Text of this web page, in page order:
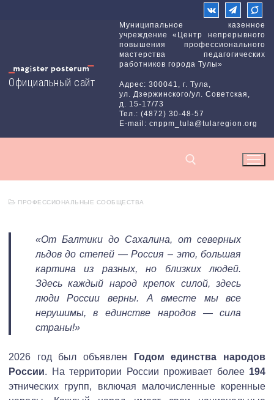
Официальный сайт
Муниципальное казенное
учреждение «Центр непрерывного
повышения профессионального
мастерства педагогических
работников города Тулы»
Адрес: 300041, г. Тула,
ул. Дзержинского/ул. Советская,
д. 15-17/73
Тел.: (4872) 30-48-57
E-mail: cnppm_tula@tularegion.org
ПРОФЕССИОНАЛЬНЫЕ СООБЩЕСТВА
«От Балтики до Сахалина, от северных
льдов до степей — Россия – это, большая
картина из разных, но близких людей.
Здесь каждый народ крепок силой, здесь
люди России верны. А вместе мы все
нерушимы, в единстве народов — сила
страны!»
2026 год был объявлен
Годом единства народов
России. На территории России проживает более 194
этнических групп, включая малочисленные коренные